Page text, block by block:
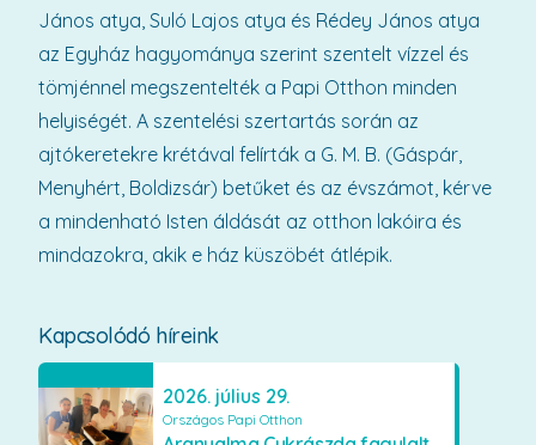
Kapcsolódó híreink
2026. július 29.
Országos Papi Otthon
János atya, Suló Lajos atya és Rédey János atya
az Egyház hagyománya szerint szentelt vízzel és
tömjénnel megszentelték a Papi Otthon minden
helyiségét. A szentelési szertartás során az
ajtókeretekre krétával felírták a G. M. B. (Gáspár,
Menyhért, Boldizsár) betűket és az évszámot, kérve
a mindenható Isten áldását az otthon lakóira és
mindazokra, akik e ház küszöbét átlépik.